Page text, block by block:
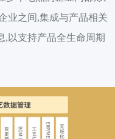
业之间,集成与产品相关
,以支持产品全生命周期